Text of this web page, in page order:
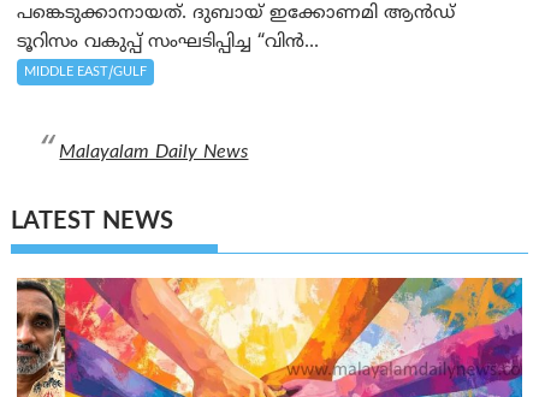
പങ്കെടുക്കാനായത്. ദുബായ് ഇക്കോണമി ആൻഡ്
ടൂറിസം വകുപ്പ് സംഘടിപ്പിച്ച “വിൻ...
MIDDLE EAST/GULF
Malayalam Daily News
LATEST NEWS